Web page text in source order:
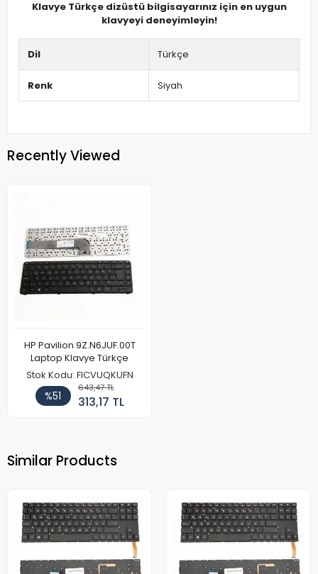
Klavye Türkçe dizüstü bilgisayarınız için en uygun
klavyeyi deneyimleyin!
Dil Türkçe
Renk Siyah
Recently Viewed
HP Pavilion 9Z.N6JUF.00T
Laptop Klavye Türkçe
Stok Kodu: FICVUQKUFN
%51
643,47 TL
313,17 TL
Similar Products